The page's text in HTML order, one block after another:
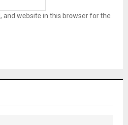
and website in this browser for the